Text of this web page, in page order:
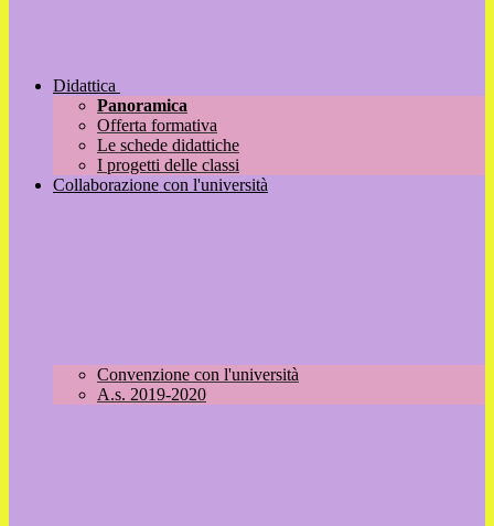
Didattica
Panoramica
Offerta formativa
Le schede didattiche
I progetti delle classi
Collaborazione con l'università
Convenzione con l'università
A.s. 2019-2020